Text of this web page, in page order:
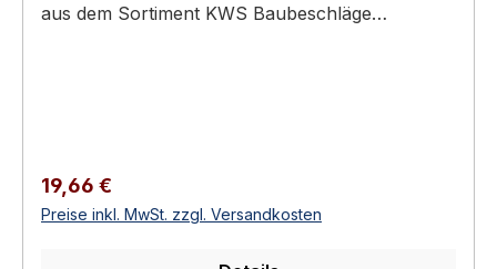
aus dem Sortiment KWS Baubeschläge
Einsteckschlössern nach DIN 18251 Erhältlich in
6 Ausführungen KWS 5312 - 5313 - 5314
Handgriff Türgriffe und Türdrücker aus dem
Regulärer Preis:
19,66 €
Preise inkl. MwSt. zzgl. Versandkosten